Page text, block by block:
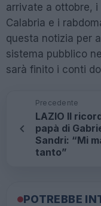
arrivate a ottobre,
Calabria e i
questa notizia per
sistema pubblico
sarà finito i conti
Precedente
LAZIO Il
papà di
Sandri: “Mi
tanto”
POTREBBE